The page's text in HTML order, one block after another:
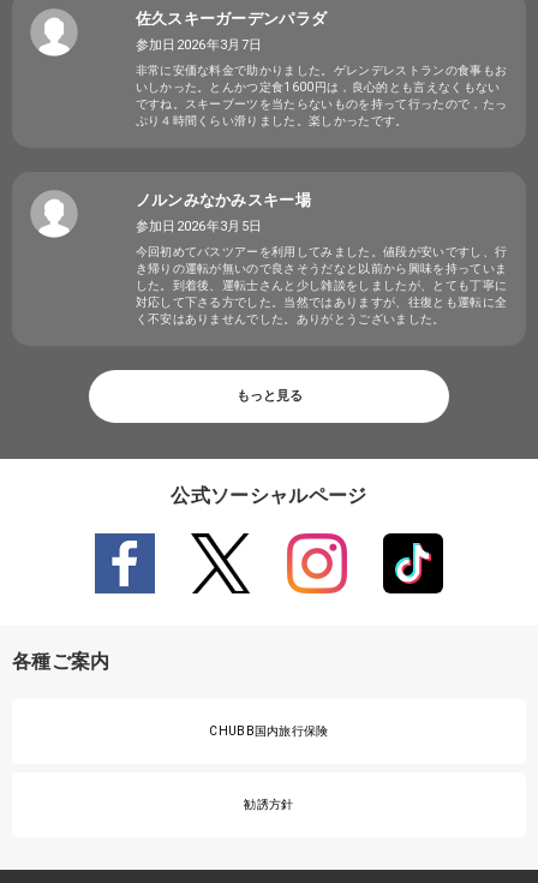
佐久スキーガーデンパラダ
参加日2026年3月7日
非常に安価な料金で助かりました。ゲレンデレストランの食事もお
いしかった。とんかつ定食1600円は，良心的とも言えなくもない
ですね。スキーブーツを当たらないものを持って行ったので，たっ
ぷり４時間くらい滑りました。楽しかったです。
ノルンみなかみスキー場
参加日2026年3月5日
今回初めてバスツアーを利用してみました。値段が安いですし、行
き帰りの運転が無いので良さそうだなと以前から興味を持っていま
した。到着後、運転士さんと少し雑談をしましたが、とても丁寧に
対応して下さる方でした。当然ではありますが、往復とも運転に全
く不安はありませんでした。ありがとうございました。
もっと見る
公式ソーシャルページ
各種ご案内
CHUBB国内旅行保険
勧誘方針